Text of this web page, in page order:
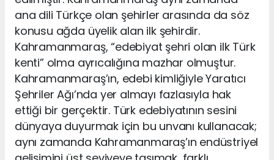
ana dili Türkçe olan şehirler arasında da söz
konusu ağda üyelik alan ilk şehirdir.
Kahramanmaraş, “edebiyat şehri olan ilk Türk
kenti” olma ayrıcalığına mazhar olmuştur.
Kahramanmaraş’ın, edebi kimliğiyle Yaratıcı
Şehriler Ağı’nda yer almayı fazlasıyla hak
ettiği bir gerçektir. Türk edebiyatının sesini
dünyaya duyurmak için bu unvanı kullanacak;
aynı zamanda Kahramanmaraş’ın endüstriyel